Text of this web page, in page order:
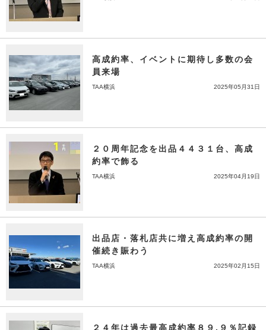
高成約率、イベントに期待し多数の会
員来場
TAA横浜 2025年05月31日
２０周年記念を出品４４３１台、高成
約率で飾る
TAA横浜 2025年04月19日
出品店・落札店共に増え高成約率の開
催続き賑わう
TAA横浜 2025年02月15日
２４年は過去最高成約率８９.９％記録